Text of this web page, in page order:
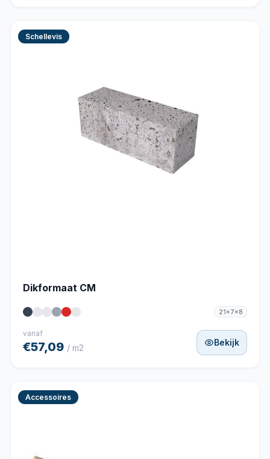
Schellevis
Dikformaat CM
21x7x8
vanaf
€57,09 / m2
Bekijk
Accessoires